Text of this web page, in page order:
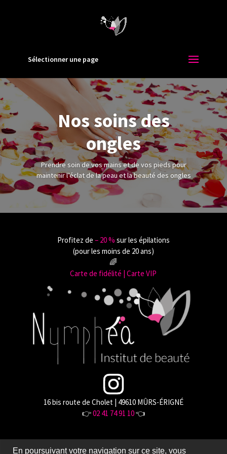
Sélectionner une page
Nos soins des
ongles
Prendre soin de vos mains et de vos pieds pour
maintenir l’éclat de la peau et la beauté des ongles
Profitez de ‒ 20 % sur les épilations
(pour les moins de 20 ans)
🌈
Carte de fidélité | Carte VIP
16 bis route de Cholet | 49610 MÛRS-ÉRIGNÉ
👉02 41 74 91 10👈
En poursuivant votre navigation sur ce site, vous